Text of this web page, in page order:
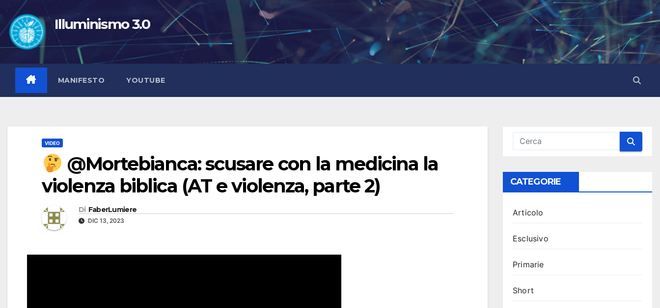
contenuto
Illuminismo 3.0
MANIFESTO YOUTUBE
VIDEO
@Mortebianca: scusare con la medicina la
violenza biblica (AT e violenza, parte 2)
Di FaberLumiere
DIC 13, 2023
CATEGORIE
Articolo
Esclusivo
Primarie
Short